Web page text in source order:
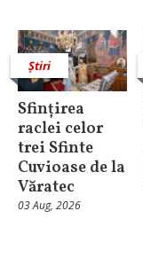
Știri
Sfințirea
raclei celor
trei Sfinte
Cuvioase de la
Văratec
03 Aug, 2026